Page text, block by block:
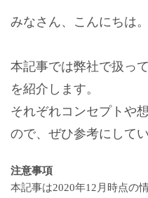
みなさん、こんにちは
本記事では弊社で扱っ
を紹介します。
それぞれコンセプトや
ので、ぜひ参考にして
注意事項
本記事は2020年12月時点の